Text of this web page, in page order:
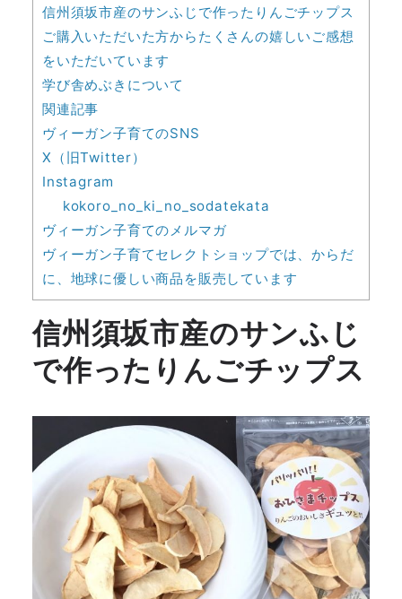
信州須坂市産のサンふじで作ったりんごチップス
ご購入いただいた方からたくさんの嬉しいご感想
をいただいています
学び舎めぶきについて
関連記事
ヴィーガン子育てのSNS
X（旧Twitter）
Instagram
kokoro_no_ki_no_sodatekata
ヴィーガン子育てのメルマガ
ヴィーガン子育てセレクトショップでは、からだ
に、地球に優しい商品を販売しています
信州須坂市産のサンふじ
で作ったりんごチップス